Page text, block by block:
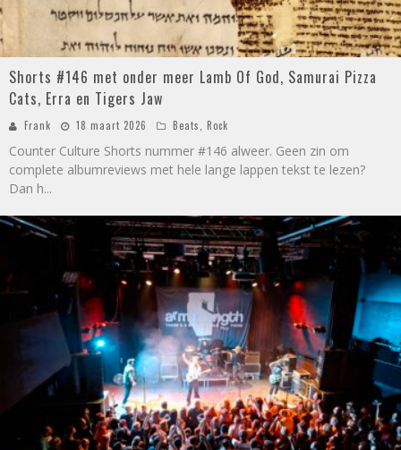
Shorts #146 met onder meer Lamb Of God, Samurai Pizza
Cats, Erra en Tigers Jaw
Frank 18 maart 2026 Beats Rock
Counter Culture Shorts nummer #146 alweer. Geen zin om
complete albumreviews met hele lange lappen tekst te lezen?
Dan h...